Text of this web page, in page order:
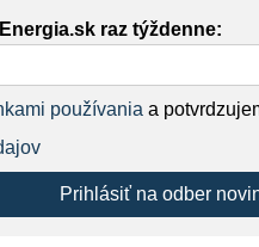
raz týždenne:
používania a
Prihlásiť na odber